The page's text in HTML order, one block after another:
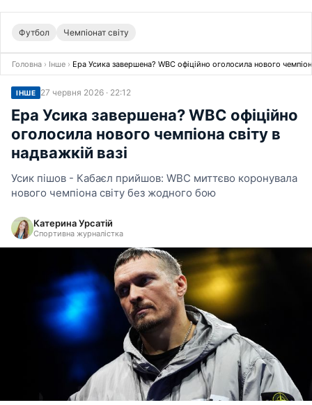
Футбол Чемпіонат світу
Головна › Інше › Ера Усика завершена? WBC офіційно оголосила нового
ІНШЕ 27 червня 2026 · 22:12
Ера Усика завершена? WBC офіційно
оголосила нового чемпіона світу в
надважкій вазі
Усик пішов - Кабаєл прийшов: WBC миттєво коронувала
нового чемпіона світу без жодного бою
Катерина Урсатій
Спортивна журналістка